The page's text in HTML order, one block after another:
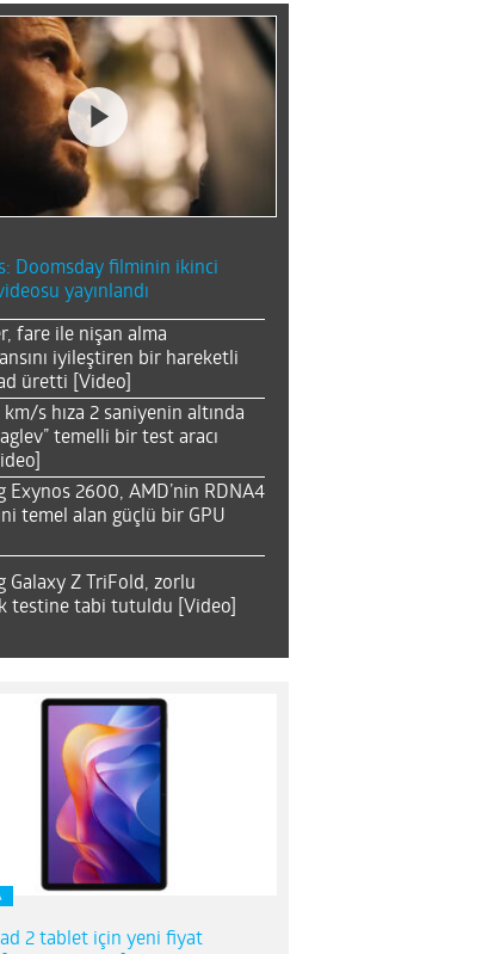
Doomsday filminin ikinci
yayınlandı
fare ile nişan alma
iyileştiren bir hareketli
üretti [Video]
s hıza 2 saniyenin altında
temelli bir test aracı
Exynos 2600, AMD’nin RDNA4
temel alan güçlü bir GPU
Galaxy Z TriFold, zorlu
testine tabi tutuldu [Video]
2 tablet için yeni fiyat